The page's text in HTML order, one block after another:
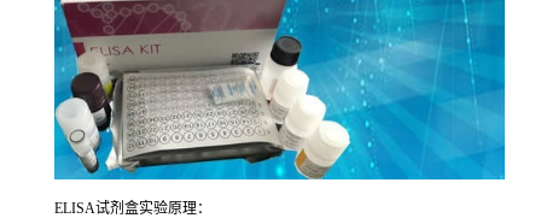
ELISA试剂盒实验原理：